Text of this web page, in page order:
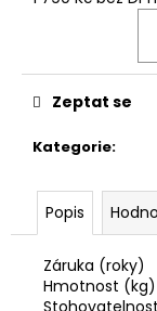
Kategorie:
Zeptat se
Popis
Záruka (roky)
Hmotnost (kg)
ŽIDLE
ŠÉF
BEZ
PODHLAVNÍKU
4
400
Kč